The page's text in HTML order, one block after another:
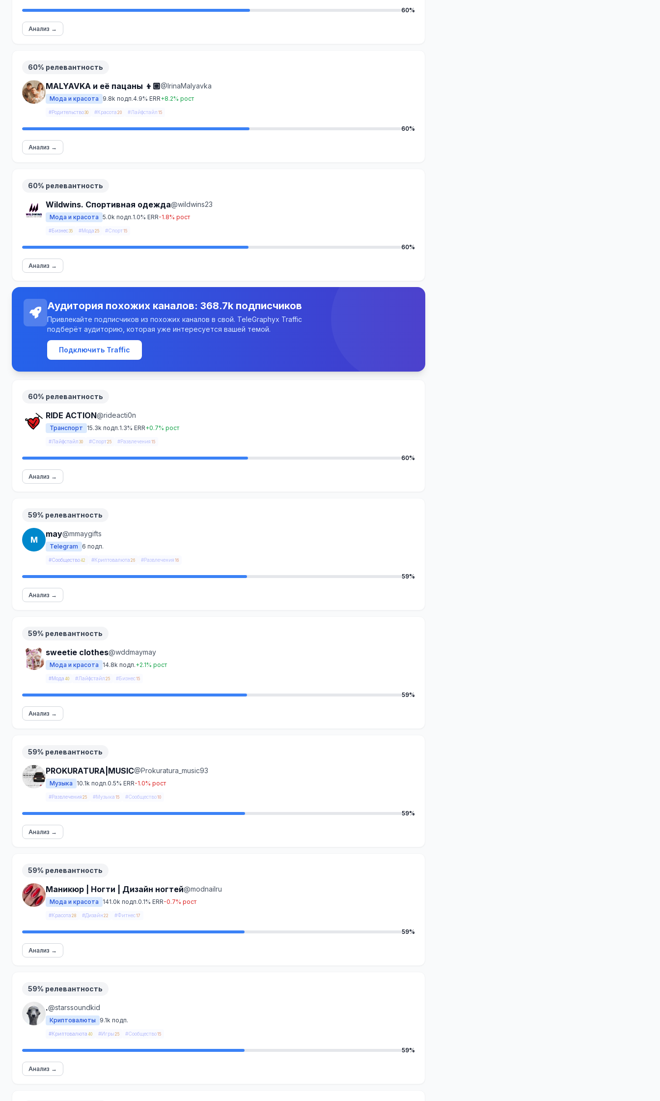
60%
Анализ →
60% релевантность
MALYAVKA и её пацаны 👦🏼@IrinaMalyavka
Мода и красота 9.8k подп.4.9% ERR+8.2% рост
#Родительство30 #Красота 20 #Лайфстайл 15
60%
Анализ →
60% релевантность
Wildwins. Спортивная одежда@wildwins23
Мода и красота 5.0k подп.1.0% ERR-1.8% рост
#Бизнес35 #Мода 25 #Спорт15
60%
Анализ →
Аудитория похожих каналов: 368.7k подписчиков
Привлекайте подписчиков из похожих каналов в свой. TeleGraphyx Traffic
подберёт аудиторию, которая уже интересуется вашей темой.
Подключить Traffic
60% релевантность
RIDE ACTION@rideacti0n
Транспорт 15.3k подп.1.3% ERR+0.7% рост
#Лайфстайл 30 #Спорт25 #Развлечения 15
60%
Анализ →
59% релевантность
M
may@mmaygifts
Telegram 6 подп.
#Сообщество42 #Криптовалюта 26 #Развлечения 16
59%
Анализ →
59% релевантность
sweetie clothes@wddmaymay
Мода и красота 14.8k подп.+2.1% рост
#Мода 40 #Лайфстайл 25 #Бизнес15
59%
Анализ →
59% релевантность
PROKURATURA|MUSIC@Prokuratura_music93
Музыка 10.1k подп.0.5% ERR-1.0% рост
#Развлечения 25 #Музыка 15 #Сообщество10
59%
Анализ →
59% релевантность
Маникюр | Ногти | Дизайн ногтей@modnailru
Мода и красота 141.0k подп.0.1% ERR-0.7% рост
#Красота 28 #Дизайн 22 #Фитнес17
59%
Анализ →
59% релевантность
.@starssoundkid
Криптовалюты 9.1k подп.
#Криптовалюта 40 #Игры 25 #Сообщество15
59%
Анализ →